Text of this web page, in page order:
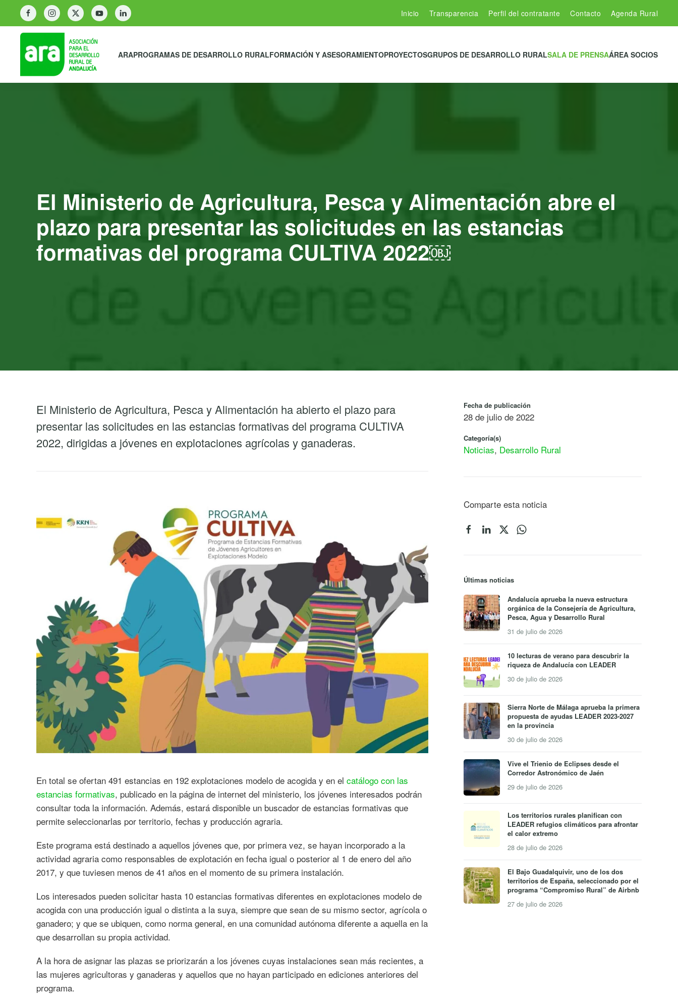
Inicio Transparencia Perfil del contratante Contacto Agenda Rural
ARAPROGRAMAS DE DESARROLLO RURALFORMACIÓN Y ASESORAMIENTOPROYECTOSGRUPOS DE DESARROLLO RURALSALA DE PRENSAÁREA SOCIOS
El Ministerio de Agricultura, Pesca y Alimentación abre el
plazo para presentar las solicitudes en las estancias
formativas del programa CULTIVA 2022￼
El Ministerio de Agricultura, Pesca y Alimentación ha abierto el plazo para
presentar las solicitudes en las estancias formativas del programa CULTIVA
2022, dirigidas a jóvenes en explotaciones agrícolas y ganaderas.
En total se ofertan 491 estancias en 192 explotaciones modelo de acogida y en el catálogo con las
estancias formativas, publicado en la página de internet del ministerio, los jóvenes interesados podrán
consultar toda la información. Además, estará disponible un buscador de estancias formativas que
permite seleccionarlas por territorio, fechas y producción agraria.
Este programa está destinado a aquellos jóvenes que, por primera vez, se hayan incorporado a la
actividad agraria como responsables de explotación en fecha igual o posterior al 1 de enero del año
2017, y que tuviesen menos de 41 años en el momento de su primera instalación.
Los interesados pueden solicitar hasta 10 estancias formativas diferentes en explotaciones modelo de
acogida con una producción igual o distinta a la suya, siempre que sean de su mismo sector, agrícola o
ganadero; y que se ubiquen, como norma general, en una comunidad autónoma diferente a aquella en la
que desarrollan su propia actividad.
A la hora de asignar las plazas se priorizarán a los jóvenes cuyas instalaciones sean más recientes, a
las mujeres agricultoras y ganaderas y aquellos que no hayan participado en ediciones anteriores del
programa.
Fecha de publicación
28 de julio de 2022
Categoría(s)
Noticias, Desarrollo Rural
Comparte esta noticia
Últimas noticias
Andalucía aprueba la nueva estructura
orgánica de la Consejería de Agricultura,
Pesca, Agua y Desarrollo Rural
31 de julio de 2026
10 lecturas de verano para descubrir la
riqueza de Andalucía con LEADER
30 de julio de 2026
Sierra Norte de Málaga aprueba la primera
propuesta de ayudas LEADER 2023-2027
en la provincia
30 de julio de 2026
Vive el Trienio de Eclipses desde el
Corredor Astronómico de Jaén
29 de julio de 2026
Los territorios rurales planifican con
LEADER refugios climáticos para afrontar
el calor extremo
28 de julio de 2026
El Bajo Guadalquivir, uno de los dos
territorios de España, seleccionado por el
programa “Compromiso Rural” de Airbnb
27 de julio de 2026